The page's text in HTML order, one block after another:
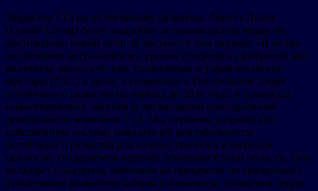
Директор CLI по устойчивому развитию Линетт Леонг
(Lynette Leong) более подробно остановилась на мерах по
достижению новой цели. В частности она сказала: «В целях
достижения нетто-нулевого уровня углеродных выбросов мы
включили экологические, социальные и управленческие
факторы (ESG) и цели, изложенные в Генеральном плане
устойчивого развития на период до 2030 года, в процессы
инвестирования, закупок и организации повседневной
деятельности компании CLI. Мы первыми разработали
собственную систему показателей рентабельности
устойчивого развития для количественного измерения
ценности, создаваемой нашими усилиями в этой области. Она
включает показатель экономии на процентах по связанным с
устойчивым развитием займам и показатель снижения затрат